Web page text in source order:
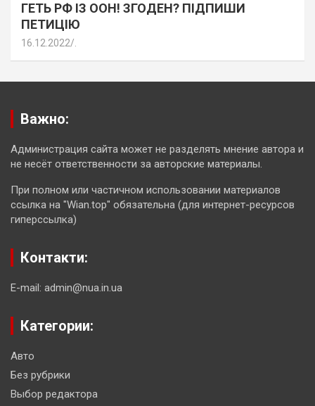
ГЕТЬ РФ ІЗ ООН! ЗГОДЕН? ПІДПИШИ
ПЕТИЦІЮ
16.12.2022 .
Важно:
Администрация сайта может не разделять мнение автора и
не несёт ответственности за авторские материалы.
При полном или частичном использовании материалов
ссылка на "Wian.top" обязательна (для интернет-ресурсов
гиперссылка)
Контакти:
E-mail: admin@nua.in.ua
Категории:
Авто
Без рубрики
Выбор редактора